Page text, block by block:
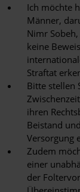
Ich möchte
Männer,
Nimr
keine
Straftat
Bitte stellen
ihren
Beistand
Versorgung
Zudem
einer
der